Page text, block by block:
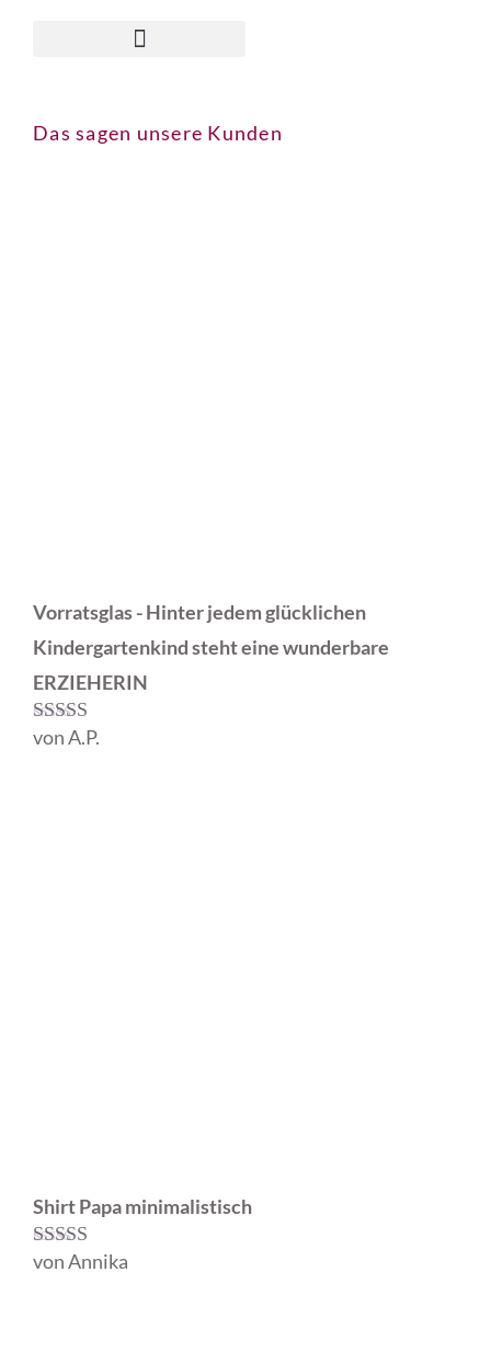
Das sagen unsere Kunden
Vorratsglas - Hinter jedem glücklichen
Kindergartenkind steht eine wunderbare
ERZIEHERIN
Bewertet mit
von A.P.
Shirt Papa minimalistisch
Bewertet mit
von Annika